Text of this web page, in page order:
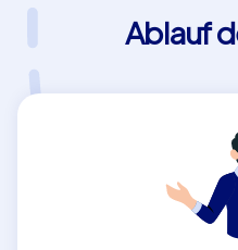
Ablauf